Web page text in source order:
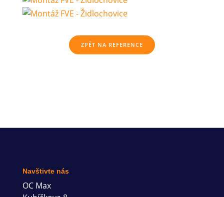
ZPĚT NA REFERENCE
Navštivte nás
OC Max